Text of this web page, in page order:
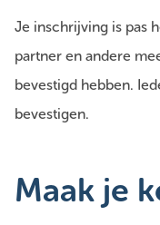
Je inschrijving is pas
partner en andere
bevestigd hebben.
bevestigen.
Maak je